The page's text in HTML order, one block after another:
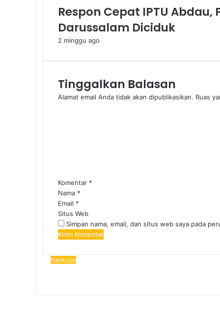
Respon Cepat IPTU
Darussalam Diciduk
2 minggu ago
Tinggalkan Balasan
Alamat email Anda tidak akan dipublikasikan. Ruas
Komentar *
Nama *
Email *
Situs Web
Simpan nama, email, dan situs web saya pada
Narkoba